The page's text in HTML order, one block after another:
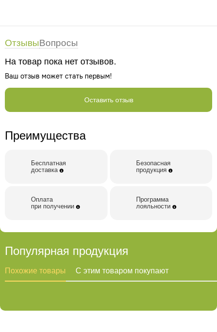
ОтзывыВопросы
На товар пока нет отзывов.
Ваш отзыв может стать первым!
Оставить отзыв
Преимущества
Бесплатная
доставка
Безопасная
продукция
Оплата
при получении
Программа
лояльности
Популярная продукция
Похожие товары С этим товаром покупают